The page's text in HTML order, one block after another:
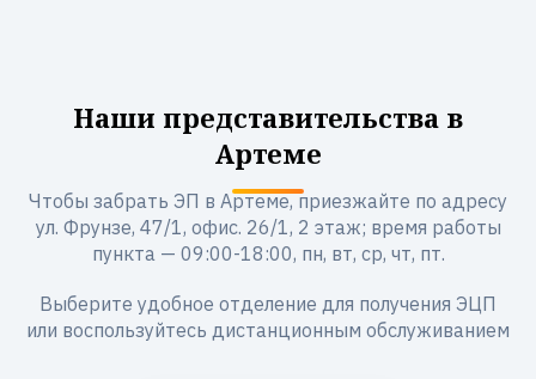
Наши представительства в
Артеме
Чтобы забрать ЭП в Артеме, приезжайте по адресу
ул. Фрунзе, 47/1, офис. 26/1, 2 этаж; время работы
пункта — 09:00-18:00, пн, вт, ср, чт, пт.
Выберите удобное отделение для получения ЭЦП
или воспользуйтесь дистанционным обслуживанием